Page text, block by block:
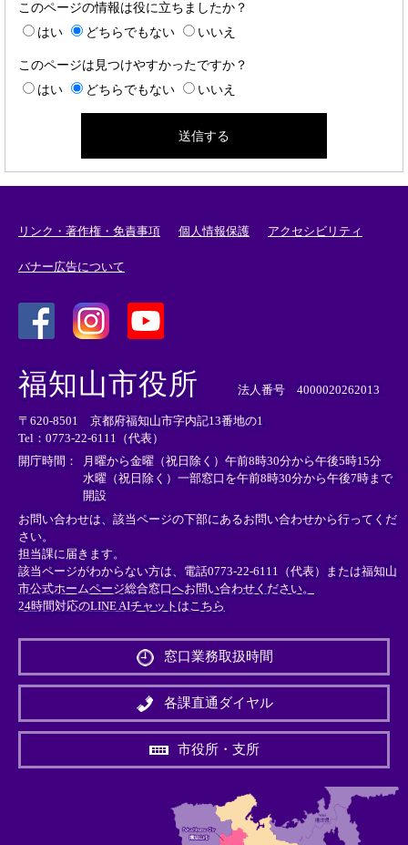
このページの情報は役に立ちましたか？
はい
どちらでもない いいえ
このページは見つけやすかったですか？
はい
どちらでもない いいえ
リンク・著作権・免責事項 個人情報保護 アクセシビリティ
バナー広告について
外
部
リ
ン
ク
＞
外
リ
ン
ク
＞
外
部
ン
ク
＞
福知山市役所 法人番号 4000020262013
〒620-8501 京都府福知山市字内記13番地の1
Tel：0773-22-6111（代表）
開庁時間：
月曜から金曜（祝日除く）午前8時30分から午後5時15分
水曜（祝日除く）一部窓口を午前8時30分から午後7時まで
開設
お問い合わせは、該当ページの下部にあるお問い合わせから行ってくだ
さい。
担当課に届きます。
該当ページがわからない方は、電話0773-22-6111（代表）または福知山
市公式ホームページ総合窓口へお問い合わせください。
24時間対応のLINE AIチャットはこちら
外
リ
ン
＞
窓口業務取扱時間
各課直通ダイヤル
市役所・支所